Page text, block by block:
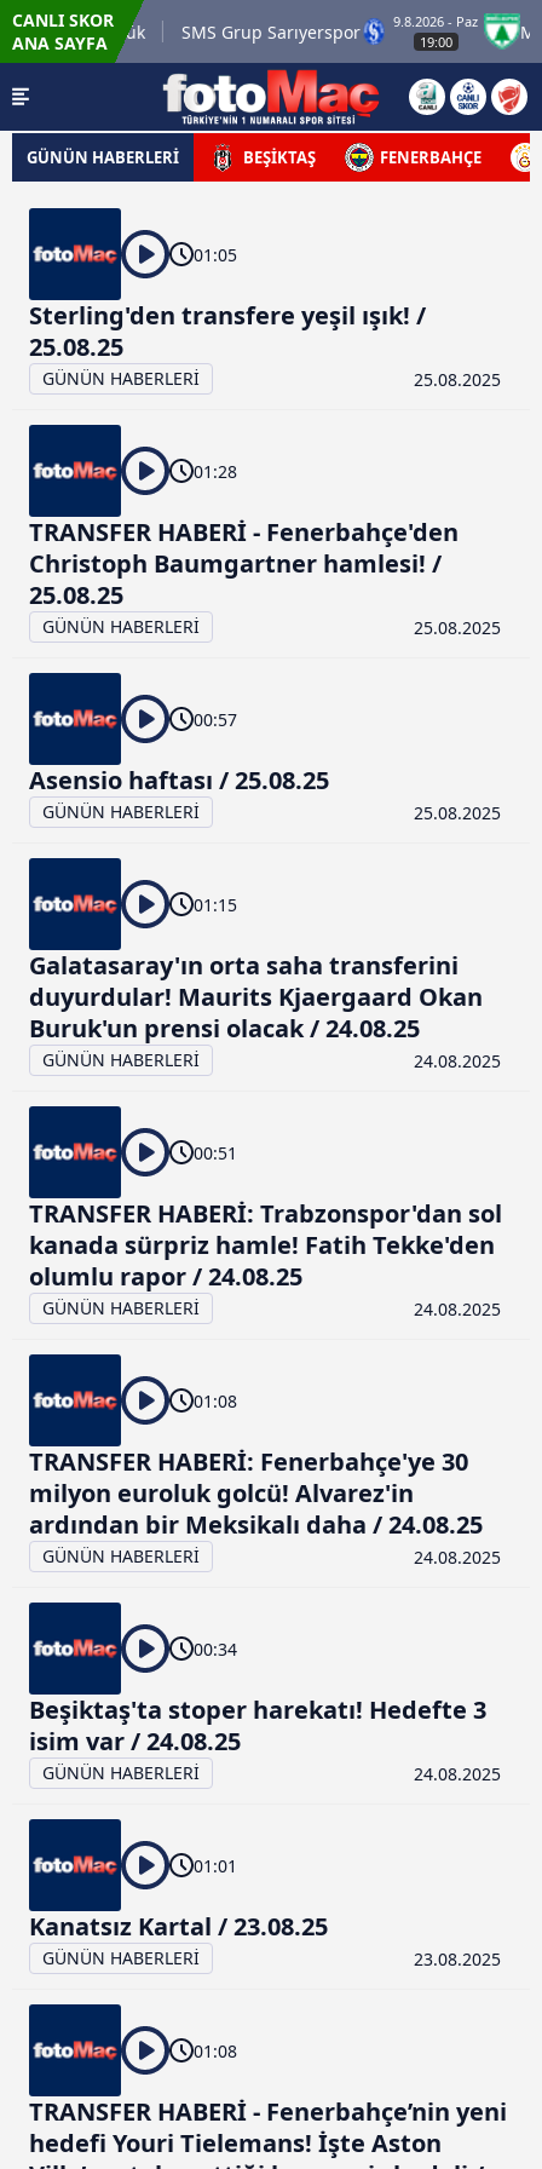
CANLI SKOR
ANA SAYFA
Karagümrük SMS Grup Sarıyerspor
9.8.2026 - Paz
19:00
GÜNÜN HABERLERİ BEŞİKTAŞ FENERBAHÇE
01:05
Sterling'den transfere yeşil ışık! /
25.08.25
GÜNÜN HABERLERİ 25.08.2025
01:28
TRANSFER HABERİ - Fenerbahçe'den
Christoph Baumgartner hamlesi! /
25.08.25
GÜNÜN HABERLERİ 25.08.2025
00:57
Asensio haftası / 25.08.25
GÜNÜN HABERLERİ 25.08.2025
01:15
Galatasaray'ın orta saha transferini
duyurdular! Maurits Kjaergaard Okan
Buruk'un prensi olacak / 24.08.25
GÜNÜN HABERLERİ 24.08.2025
00:51
TRANSFER HABERİ: Trabzonspor'dan sol
kanada sürpriz hamle! Fatih Tekke'den
olumlu rapor / 24.08.25
GÜNÜN HABERLERİ 24.08.2025
01:08
TRANSFER HABERİ: Fenerbahçe'ye 30
milyon euroluk golcü! Alvarez'in
ardından bir Meksikalı daha / 24.08.25
GÜNÜN HABERLERİ 24.08.2025
00:34
Beşiktaş'ta stoper harekatı! Hedefte 3
isim var / 24.08.25
GÜNÜN HABERLERİ 24.08.2025
01:01
Kanatsız Kartal / 23.08.25
GÜNÜN HABERLERİ 23.08.2025
01:08
TRANSFER HABERİ - Fenerbahçe’nin yeni
hedefi Youri Tielemans! İşte Aston